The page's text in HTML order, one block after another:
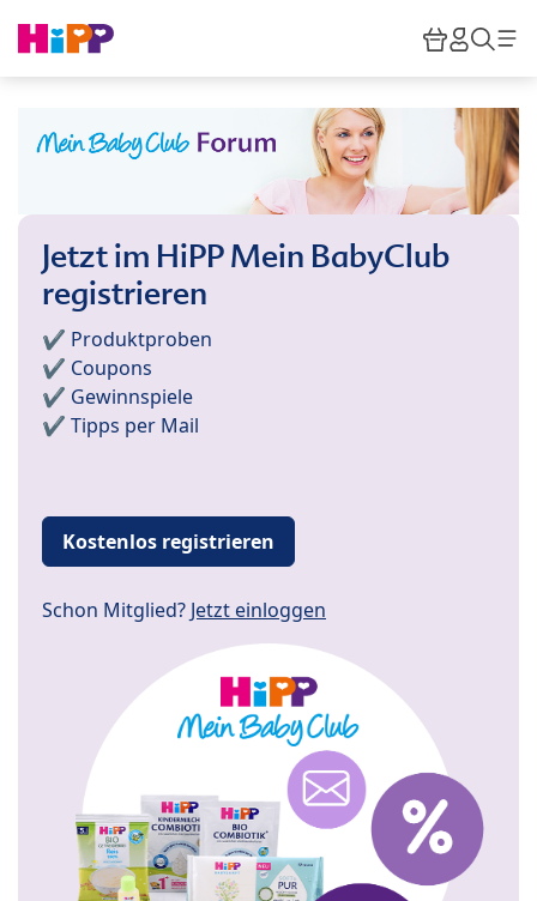
HiPP
Jetzt im HiPP Mein BabyClub
registrieren
✔️ Produktproben
✔️ Coupons
✔️ Gewinnspiele
✔️ Tipps per Mail
Kostenlos registrieren
Schon Mitglied? Jetzt einloggen